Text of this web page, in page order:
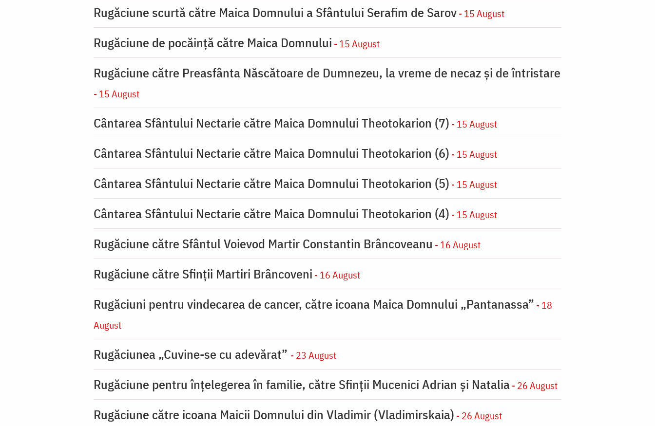
Rugăciune scurtă către Maica Domnului a Sfântului Serafim de Sarov- 15 August
Rugăciune de pocăinţă către Maica Domnului - 15 August
Rugăciune către Preasfânta Născătoare de Dumnezeu, la vreme de necaz şi de întristare
- 15 August
Cântarea Sfântului Nectarie către Maica Domnului Theotokarion (7) - 15 August
Cântarea Sfântului Nectarie către Maica Domnului Theotokarion (6) - 15 August
Cântarea Sfântului Nectarie către Maica Domnului Theotokarion (5) - 15 August
Cântarea Sfântului Nectarie către Maica Domnului Theotokarion (4) - 15 August
Rugăciune către Sfântul Voievod Martir Constantin Brâncoveanu - 16 August
Rugăciune către Sfinții Martiri Brâncoveni - 16 August
Rugăciuni pentru vindecarea de cancer, către icoana Maica Domnului „Pantanassa” - 18
August
Rugăciunea „Cuvine-se cu adevărat” - 23 August
Rugăciune pentru înţelegerea în familie, către Sfinţii Mucenici Adrian şi Natalia- 26 August
Rugăciune către icoana Maicii Domnului din Vladimir (Vladimirskaia) - 26 August